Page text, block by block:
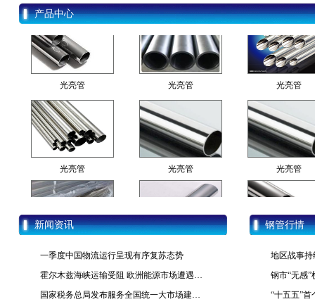
产品中心
光亮管 光亮管 光亮管
光亮管 光亮管 光亮管
新闻资讯
一季度中国物流运行呈现有序复苏态势
霍尔木兹海峡运输受阻 欧洲能源市场遭遇…
国家税务总局发布服务全国统一大市场建…
钢管行情
地区战事
钢市“无感
“十五五”